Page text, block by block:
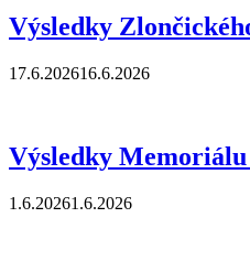
Výsledky
17.6.202616.6.2026
Výsledky Memoriálu
1.6.20261.6.2026